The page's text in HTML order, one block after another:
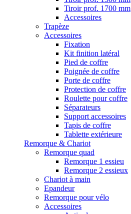
Tiroir prof. 1700 mm
Accessoires
Trapèze
Accessoires
Fixation
Kit finition latéral
Pied de coffre
Poignée de coffre
Porte de coffre
Protection de coffre
Roulette pour coffre
Séparateurs
Support accessoires
Tapis de coffre
Tablette extérieure
Remorque & Chariot
Remorque quad
Remorque 1 essieu
Remorque 2 essieux
Chariot à main
Epandeur
Remorque pour vélo
Accessoires